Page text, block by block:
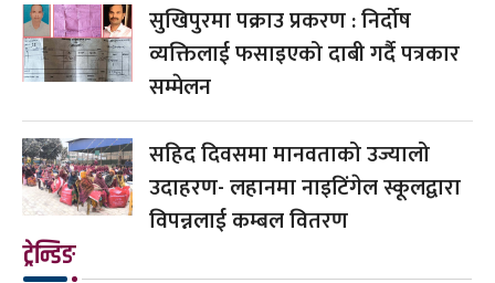
सुखिपुरमा पक्राउ प्रकरण : निर्दोष
व्यक्तिलाई फसाइएको दाबी गर्दै पत्रकार
सम्मेलन
सहिद दिवसमा मानवताको उज्यालो
उदाहरण- लहानमा नाइटिंगेल स्कूलद्वारा
विपन्नलाई कम्बल वितरण
ट्रेन्डिङ